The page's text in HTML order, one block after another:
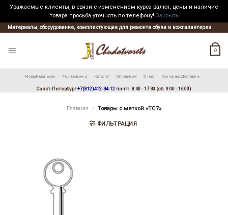
Уважаемые клиенты, в связи с изменением курса валют, цены и наличие
товара просьба уточнять по телефону! Закрыть
Skip
to
Материалы, оборудование, комплектующие для ремонта обуви и кожгалантереи
0
Новый магазин Распродажа Каталог Оптовикам О нас Контакты/Доставка
Санкт-Петербург+7(812)412-34-12 пн-пт. 8:30 - 17:30 (сб. 9:00 - 16:00)
Главная / Товары с меткой «TC7»
ФИЛЬТРАЦИЯ